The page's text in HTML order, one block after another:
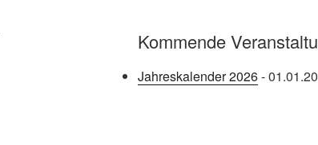
Kommende
Jahreskalender 2026-